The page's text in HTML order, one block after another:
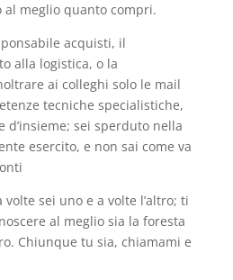
meglio quanto compri.
acquisti, il
alla logistica, o la
ai colleghi solo le mail
tecniche specialistiche,
d’insieme; sei sperduto nella
esercito, e non sai come va
volte sei uno e a volte l’altro; ti
al meglio sia la foresta
Chiunque tu sia, chiamami e